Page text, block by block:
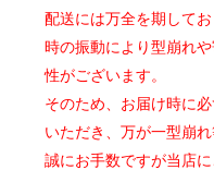
配送には万全を期して
時の振動により型崩れ
性がございます。
そのため、お届け時に
いただき、万が一型崩れ
誠にお手数ですが当店